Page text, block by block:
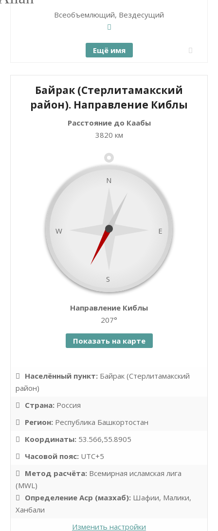
Всеобъемлющий, Вездесущий
Ещё имя
Байрак (Стерлитамакский
район). Направление Киблы
Расстояние до Каабы
3820 км
N
E
W
S
Направление Киблы
207°
Показать на карте
Leaflet| ©OpenStreetMap
Населённый пункт: Байрак (Стерлитамакский
район)
Страна: Россия
Регион: Республика Башкортостан
Координаты: 53.566,55.8905
Часовой пояс: UTC+5
Метод расчёта: Всемирная исламская лига
(MWL)
Определение Аср (мазхаб): Шафии, Малики,
Ханбали
Изменить настройки